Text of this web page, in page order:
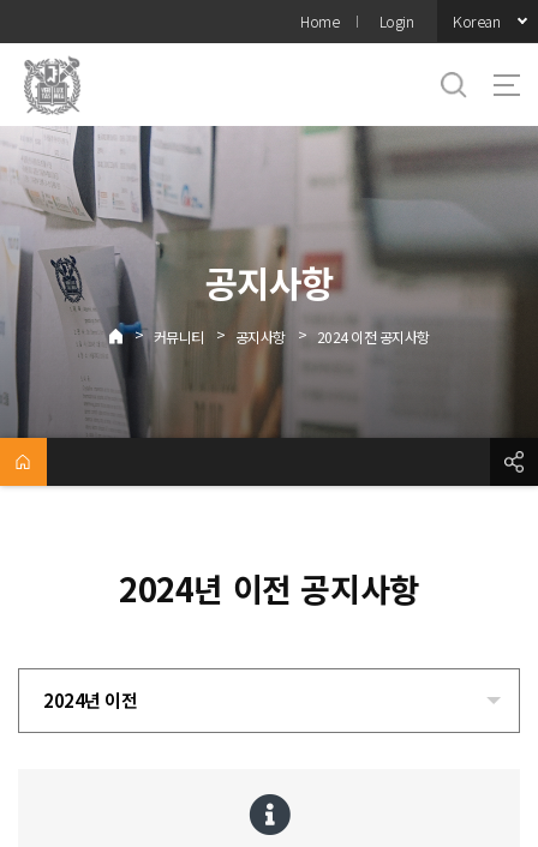
메뉴
Home Login Korean
공지사항
> 커뮤니티 > 공지사항 > 2024 이전 공지사항
2024년 이전 공지사항
2024년 이전